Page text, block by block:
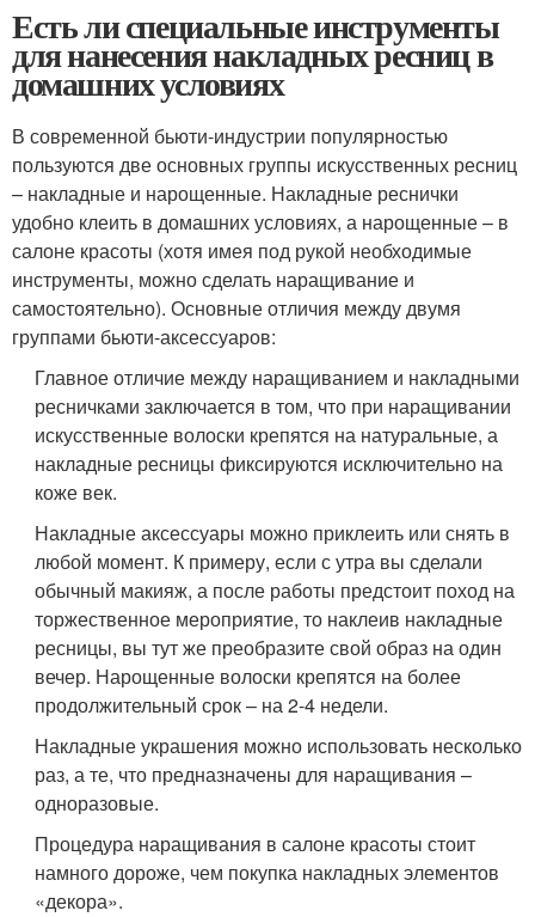
Есть ли специальные инструменты
для нанесения накладных ресниц в
домашних условиях
В современной бьюти-индустрии популярностью
пользуются две основных группы искусственных ресниц
– накладные и нарощенные. Накладные реснички
удобно клеить в домашних условиях, а нарощенные – в
салоне красоты (хотя имея под рукой необходимые
инструменты, можно сделать наращивание и
самостоятельно). Основные отличия между двумя
группами бьюти-аксессуаров:
Главное отличие между наращиванием и накладными
ресничками заключается в том, что при наращивании
искусственные волоски крепятся на натуральные, а
накладные ресницы фиксируются исключительно на
коже век.
Накладные аксессуары можно приклеить или снять в
любой момент. К примеру, если с утра вы сделали
обычный макияж, а после работы предстоит поход на
торжественное мероприятие, то наклеив накладные
ресницы, вы тут же преобразите свой образ на один
вечер. Нарощенные волоски крепятся на более
продолжительный срок – на 2-4 недели.
Накладные украшения можно использовать несколько
раз, а те, что предназначены для наращивания –
одноразовые.
Процедура наращивания в салоне красоты стоит
намного дороже, чем покупка накладных элементов
«декора».